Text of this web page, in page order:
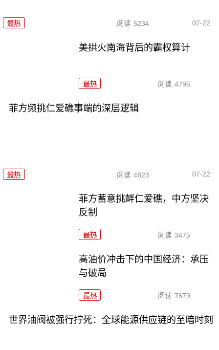
最热 阅读 5234 07-22
美拱火南海背后的霸权算计
最热 阅读 4795
菲方频挑仁爱礁事端的深层逻辑
最热 阅读 4823 07-22
菲方蓄意挑衅仁爱礁，中方坚决
反制
最热 阅读 3475
高油价冲击下的中国经济：承压
与破局
最热 阅读 7679
世界油阀被强行拧死：全球能源供应链的至暗时刻